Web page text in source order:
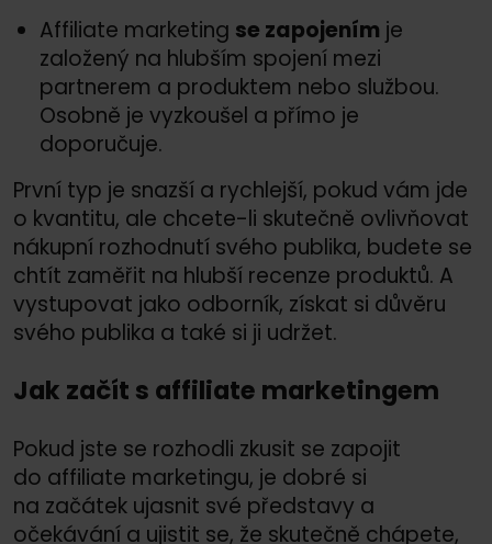
Affiliate marketing se zapojením je
založený na hlubším spojení mezi
partnerem a produktem nebo službou.
Osobně je vyzkoušel a přímo je
doporučuje.
První typ je snazší a rychlejší, pokud vám jde
o kvantitu, ale chcete-li skutečně ovlivňovat
nákupní rozhodnutí svého publika, budete se
chtít zaměřit na hlubší recenze produktů. A
vystupovat jako odborník, získat si důvěru
svého publika a také si ji udržet.
Jak začít s affiliate marketingem
Pokud jste se rozhodli zkusit se zapojit
do affiliate marketingu, je dobré si
na začátek ujasnit své představy a
očekávání a ujistit se, že skutečně chápete,